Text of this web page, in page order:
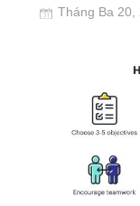
Tháng Ba 20,